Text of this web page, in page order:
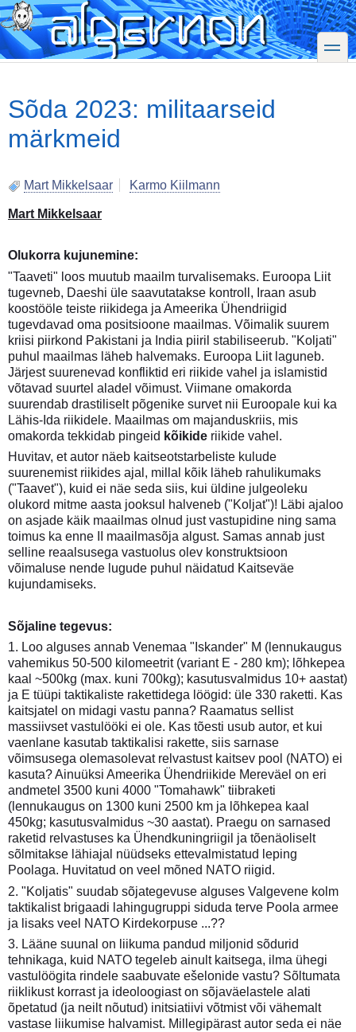
Skip
to
main
content
toggle
Sõda 2023: militaarseid
märkmeid
Mart Mikkelsaar Karmo Kiilmann
Mart Mikkelsaar
Olukorra kujunemine:
"Taaveti" loos muutub maailm turvalisemaks. Euroopa Liit
tugevneb, Daeshi üle saavutatakse kontroll, Iraan asub
koostööle teiste riikidega ja Ameerika Ühendriigid
tugevdavad oma positsioone maailmas. Võimalik suurem
kriisi piirkond Pakistani ja India piiril stabiliseerub. "Koljati"
puhul maailmas läheb halvemaks. Euroopa Liit laguneb.
Järjest suurenevad konfliktid eri riikide vahel ja islamistid
võtavad suurtel aladel võimust. Viimane omakorda
suurendab drastiliselt põgenike survet nii Euroopale kui ka
Lähis-Ida riikidele. Maailmas om majanduskriis, mis
omakorda tekkidab pingeid kõikide riikide vahel.
Huvitav, et autor näeb kaitseotstarbeliste kulude
suurenemist riikides ajal, millal kõik läheb rahulikumaks
("Taavet"), kuid ei näe seda siis, kui üldine julgeoleku
olukord mitme aasta jooksul halveneb ("Koljat")! Läbi ajaloo
on asjade käik maailmas olnud just vastupidine ning sama
toimus ka enne II maailmasõja algust. Samas annab just
selline reaalsusega vastuolus olev konstruktsioon
võimaluse nende lugude puhul näidatud Kaitseväe
kujundamiseks.
Sõjaline tegevus:
1. Loo alguses annab Venemaa "Iskander" M (lennukaugus
vahemikus 50-500 kilomeetrit (variant E - 280 km); lõhkepea
kaal ~500kg (max. kuni 700kg); kasutusvalmidus 10+ aastat)
ja E tüüpi taktikaliste rakettidega löögid: üle 330 raketti. Kas
kaitsjatel on midagi vastu panna? Raamatus sellist
massiivset vastulööki ei ole. Kas tõesti usub autor, et kui
vaenlane kasutab taktikalisi rakette, siis sarnase
võimsusega olemasolevat relvastust kaitsev pool (NATO) ei
kasuta? Ainuüksi Ameerika Ühendriikide Mereväel on eri
andmetel 3500 kuni 4000 "Tomahawk" tiibraketi
(lennukaugus on 1300 kuni 2500 km ja lõhkepea kaal
450kg; kasutusvalmidus ~30 aastat). Praegu on sarnased
raketid relvastuses ka Ühendkuningriigil ja tõenäoliselt
sõlmitakse lähiajal nüüdseks ettevalmistatud leping
Poolaga. Huvitatud on veel mõned NATO riigid.
2. "Koljatis" suudab sõjategevuse alguses Valgevene kolm
taktikalist brigaadi lahingugruppi siduda terve Poola armee
ja lisaks veel NATO Kirdekorpuse ...??
3. Lääne suunal on liikuma pandud miljonid sõdurid
tehnikaga, kuid NATO tegeleb ainult kaitsega, ilma ühegi
vastulöögita rindele saabuvate ešelonide vastu? Sõltumata
riiklikust korrast ja ideoloogiast on sõjaväelastele alati
õpetatud (ja neilt nõutud) initsiatiivi võtmist või vähemalt
vastase liikumise halvamist. Millegipärast autor seda ei näe